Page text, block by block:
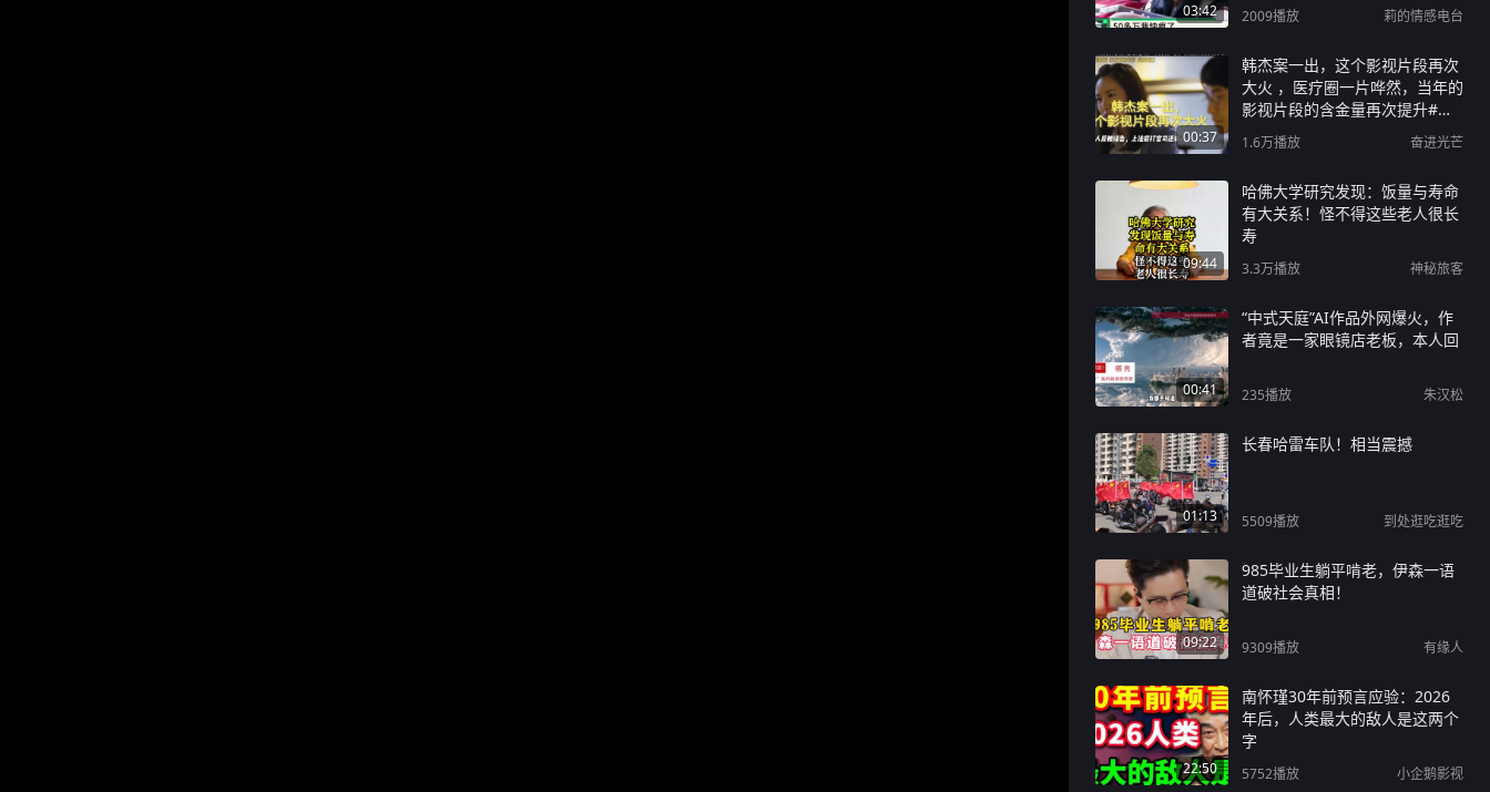
03:42 2009播放 莉的情感电台
00:37
韩杰案一出，这个影视片段再次
大火 ，医疗圈一片哗然，当年的
影视片段的含金量再次提升#韩
杰 #医生#防御性医疗
1.6万播放 奋进光芒
09:44
哈佛大学研究发现：饭量与寿命
有大关系！怪不得这些老人很长
寿
3.3万播放 神秘旅客
00:41
“中式天庭”AI作品外网爆火，作
者竟是一家眼镜店老板，本人回
235播放 朱汉松
01:13
长春哈雷车队！相当震撼
5509播放 到处逛吃逛吃
09:22
985毕业生躺平啃老，伊森一语
道破社会真相！
9309播放 有缘人
22:50
南怀瑾30年前预言应验：2026
年后，人类最大的敌人是这两个
字
5752播放 小企鹅影视